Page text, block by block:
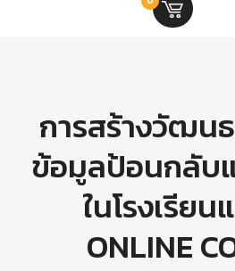
การสร้างวัฒน
ข้อมูลป้อนกลับ
ในโรงเรีย
ONLINE